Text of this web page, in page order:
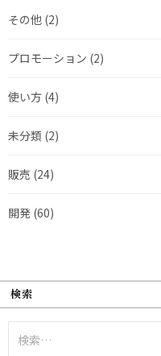
その他 (2)
プロモーション (2)
使い方 (4)
未分類 (2)
販売 (24)
開発 (60)
検索
索: